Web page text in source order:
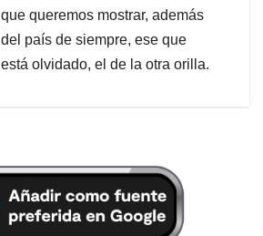
que queremos mostrar, además
del país de siempre, ese que
está olvidado, el de la otra orilla.